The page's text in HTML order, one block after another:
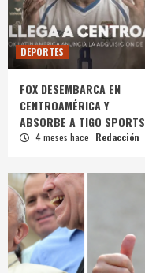
DEPORTES
FOX DESEMBARCA EN
CENTROAMÉRICA Y
ABSORBE A TIGO SPORTS
4 meses hace Redacción